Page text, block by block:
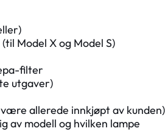
Model X og Model S)
filter
utgaver)
allerede innkjøpt av kunden)
av modell og hvilken lampe